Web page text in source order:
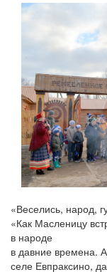
«Веселись, народ,
«Как Масленицу
в народе
в давние времена.
селе Евпраксино,